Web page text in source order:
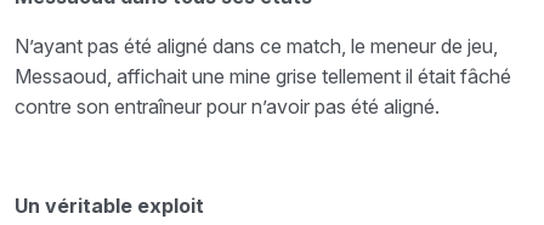
N’ayant pas été aligné dans ce match, le meneur de jeu,
Messaoud, affichait une mine grise tellement il était fâché
contre son entraîneur pour n’avoir pas été aligné.
Un véritable exploit